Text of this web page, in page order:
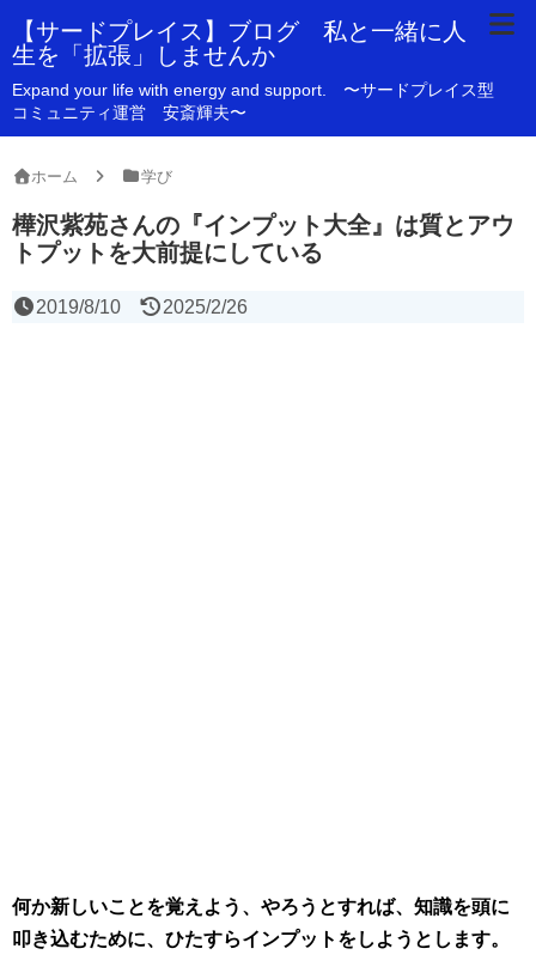
【サードプレイス】ブログ 私と一緒に人
生を「拡張」しませんか
Expand your life with energy and support. 〜サードプレイス型
コミュニティ運営 安斎輝夫〜
ホーム 学び
樺沢紫苑さんの『インプット大全』は質とアウ
トプットを大前提にしている
2019/8/10 2025/2/26
何か新しいことを覚えよう、やろうとすれば、知識を頭に
叩き込むために、ひたすらインプットをしようとします。